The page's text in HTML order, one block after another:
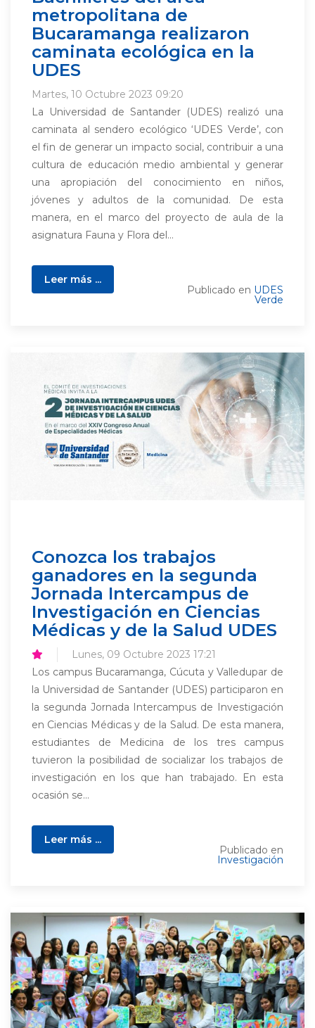
metropolitana de
Bucaramanga realizaron
caminata ecológica en la
UDES
Martes, 10 Octubre 2023 09:20
La Universidad de Santander (UDES) realizó una
caminata al sendero ecológico ‘UDES Verde’, con
el fin de generar un impacto social, contribuir a una
cultura de educación medio ambiental y generar
una apropiación del conocimiento en niños,
jóvenes y adultos de la comunidad. De esta
manera, en el marco del proyecto de aula de la
asignatura Fauna y Flora del...
Leer más ...
Publicado en UDES
Verde
Conozca los trabajos
ganadores en la segunda
Jornada Intercampus de
Investigación en Ciencias
Médicas y de la Salud UDES
Lunes, 09 Octubre 2023 17:21
Los campus Bucaramanga, Cúcuta y Valledupar de
la Universidad de Santander (UDES) participaron en
la segunda Jornada Intercampus de Investigación
en Ciencias Médicas y de la Salud. De esta manera,
estudiantes de Medicina de los tres campus
tuvieron la posibilidad de socializar los trabajos de
investigación en los que han trabajado. En esta
ocasión se...
Leer más ...
Publicado en
Investigación